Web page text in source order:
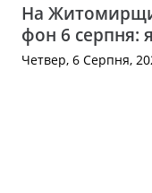
На
фон 6 серпня:
Четвер, 6 Серпня,